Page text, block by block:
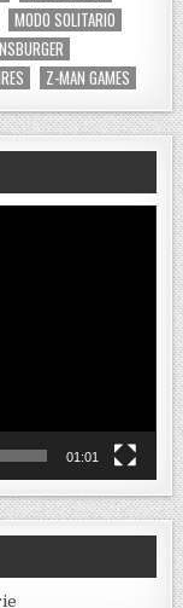
MODO SOLITARIO
Z-MAN GAMES
01:01